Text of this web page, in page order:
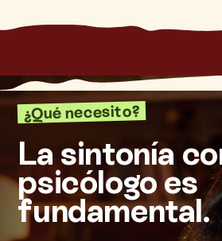
¿Qué necesito?
La sintonía
psicólogo es
fundamental.